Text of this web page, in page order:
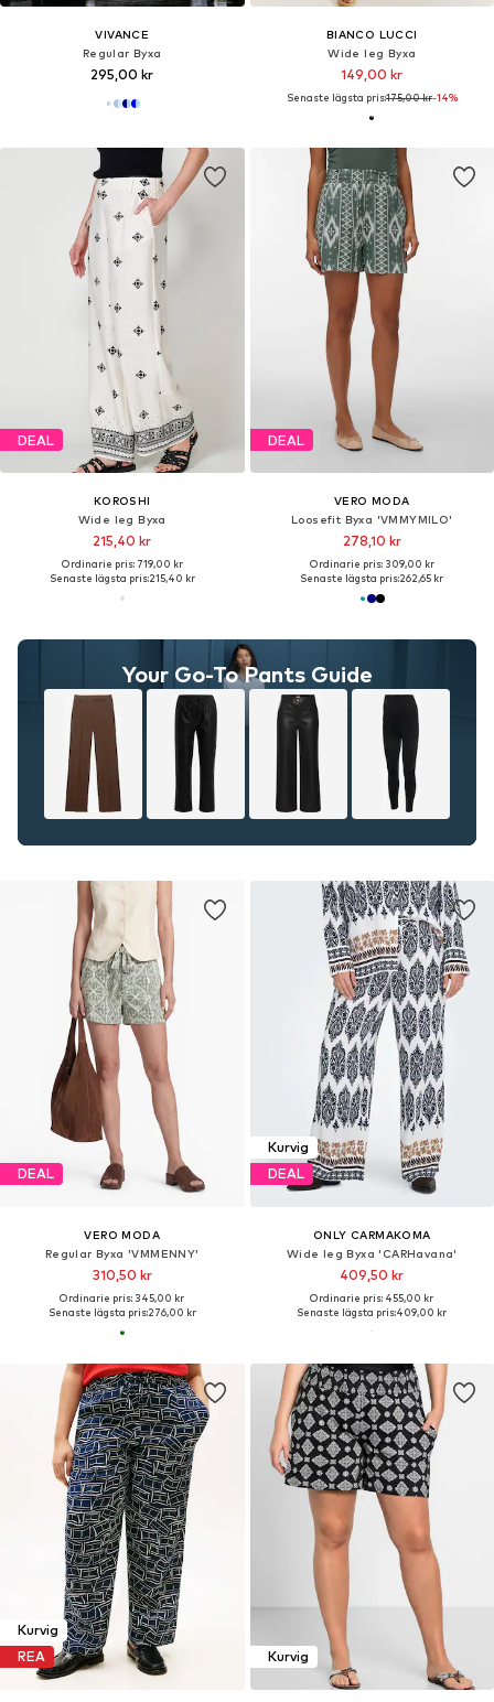
VIVANCE
Regular Byxa
295,00 kr
BIANCO LUCCI
Wide leg Byxa
149,00 kr
Senaste lägsta pris:175,00 kr-14%
DEAL
KOROSHI
Wide leg Byxa
215,40 kr
Ordinarie pris: 719,00 kr
Senaste lägsta pris:215,40 kr
Your Go-To Pants Guide
DEAL
VERO MODA
Loosefit Byxa 'VMMYMILO'
278,10 kr
Ordinarie pris: 309,00 kr
Senaste lägsta pris:262,65 kr
DEAL
VERO MODA
Regular Byxa 'VMMENNY'
310,50 kr
Ordinarie pris: 345,00 kr
Senaste lägsta pris:276,00 kr
Kurvig
DEAL
ONLY CARMAKOMA
Wide leg Byxa 'CARHavana'
409,50 kr
Ordinarie pris: 455,00 kr
Senaste lägsta pris:409,00 kr
Kurvig
REA
Kurvig